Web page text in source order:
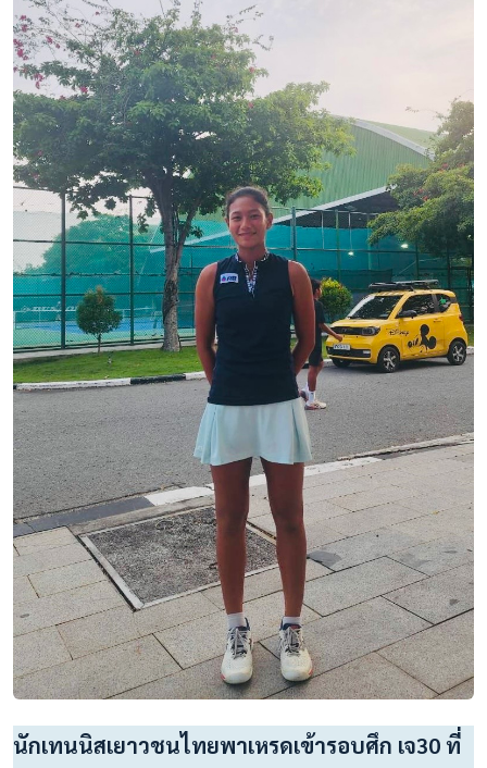
นักเทนนิสเยาวชนไทยพาเหรดเข้ารอบศึก เจ30 ที่